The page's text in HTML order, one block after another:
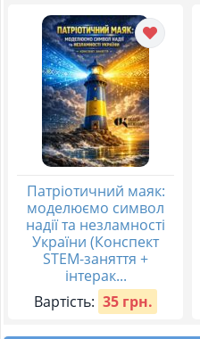
Патріотичний маяк:
моделюємо символ
надії та незламності
України (Конспект
STEM-заняття +
інтерак...
Вартість: 35 грн.